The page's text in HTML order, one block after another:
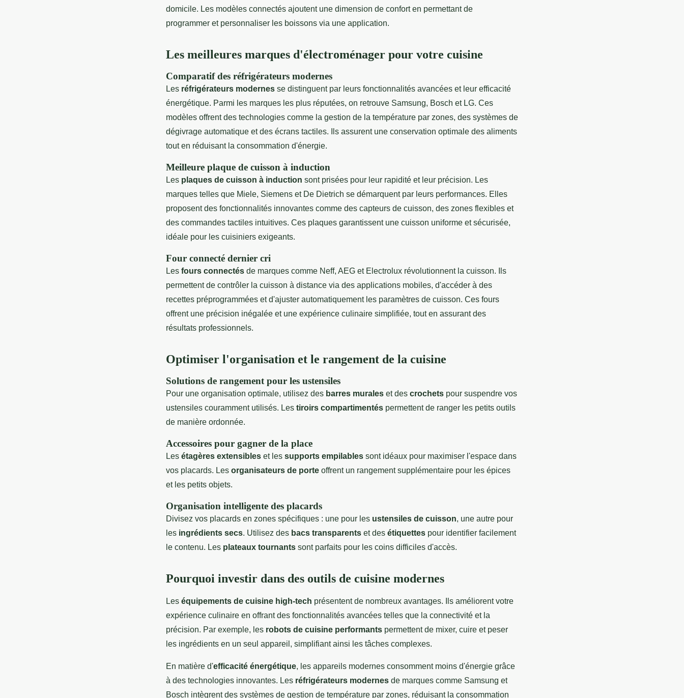
domicile. Les modèles connectés ajoutent une dimension de confort en permettant de
programmer et personnaliser les boissons via une application.
Les meilleures marques d'électroménager pour votre cuisine
Comparatif des réfrigérateurs modernes
Les réfrigérateurs modernes se distinguent par leurs fonctionnalités avancées et leur efficacité
énergétique. Parmi les marques les plus réputées, on retrouve Samsung, Bosch et LG. Ces
modèles offrent des technologies comme la gestion de la température par zones, des systèmes de
dégivrage automatique et des écrans tactiles. Ils assurent une conservation optimale des aliments
tout en réduisant la consommation d'énergie.
Meilleure plaque de cuisson à induction
Les plaques de cuisson à induction sont prisées pour leur rapidité et leur précision. Les
marques telles que Miele, Siemens et De Dietrich se démarquent par leurs performances. Elles
proposent des fonctionnalités innovantes comme des capteurs de cuisson, des zones flexibles et
des commandes tactiles intuitives. Ces plaques garantissent une cuisson uniforme et sécurisée,
idéale pour les cuisiniers exigeants.
Four connecté dernier cri
Les fours connectés de marques comme Neff, AEG et Electrolux révolutionnent la cuisson. Ils
permettent de contrôler la cuisson à distance via des applications mobiles, d'accéder à des
recettes préprogrammées et d'ajuster automatiquement les paramètres de cuisson. Ces fours
offrent une précision inégalée et une expérience culinaire simplifiée, tout en assurant des
résultats professionnels.
Optimiser l'organisation et le rangement de la cuisine
Solutions de rangement pour les ustensiles
Pour une organisation optimale, utilisez des barres murales et des crochets pour suspendre vos
ustensiles couramment utilisés. Les tiroirs compartimentés permettent de ranger les petits outils
de manière ordonnée.
Accessoires pour gagner de la place
Les étagères extensibles et les supports empilables sont idéaux pour maximiser l'espace dans
vos placards. Les organisateurs de porte offrent un rangement supplémentaire pour les épices
et les petits objets.
Organisation intelligente des placards
Divisez vos placards en zones spécifiques : une pour les ustensiles de cuisson, une autre pour
les ingrédients secs. Utilisez des bacs transparents et des étiquettes pour identifier facilement
le contenu. Les plateaux tournants sont parfaits pour les coins difficiles d'accès.
Pourquoi investir dans des outils de cuisine modernes
Les équipements de cuisine high-tech présentent de nombreux avantages. Ils améliorent votre
expérience culinaire en offrant des fonctionnalités avancées telles que la connectivité et la
précision. Par exemple, les robots de cuisine performants permettent de mixer, cuire et peser
les ingrédients en un seul appareil, simplifiant ainsi les tâches complexes.
En matière d'efficacité énergétique, les appareils modernes consomment moins d'énergie grâce
à des technologies innovantes. Les réfrigérateurs modernes de marques comme Samsung et
Bosch intègrent des systèmes de gestion de température par zones, réduisant la consommation